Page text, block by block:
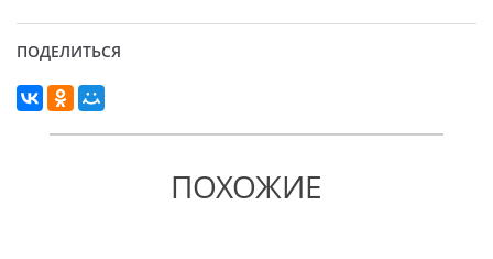
ПОДЕЛИТЬСЯ
ПОХОЖИЕ